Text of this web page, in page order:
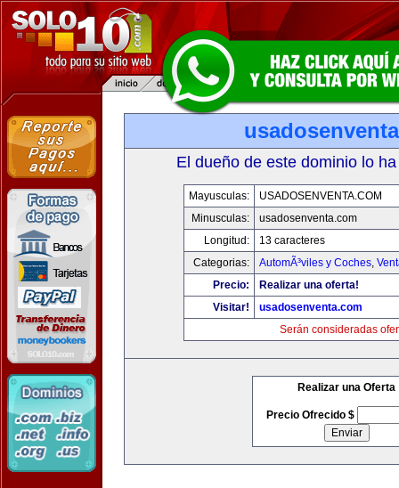
El dueño de este dominio lo
Mayusculas:
USADOSENVENTA.COM
Minusculas:
usadosenventa.com
Longitud:
13 caracteres
Categorias:
AutomÃ³viles y Coches,
Precio:
Realizar una oferta!
Visitar!
usadosenventa.com
Serán consideradas
Realizar una Oferta
Precio Ofrecido $